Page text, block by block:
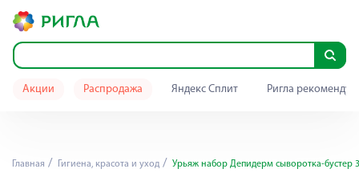
Акции Распродажа Яндекс Сплит Ригла
Главная Гигиена, красота и уход Урьяж набор Депидерм сыворотка-бустер